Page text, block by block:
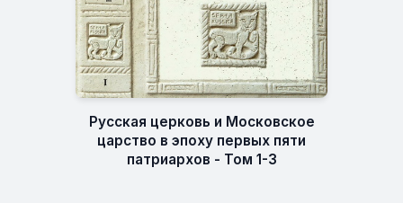
Русская церковь и Московское
царство в эпоху первых пяти
патриархов - Том 1-3